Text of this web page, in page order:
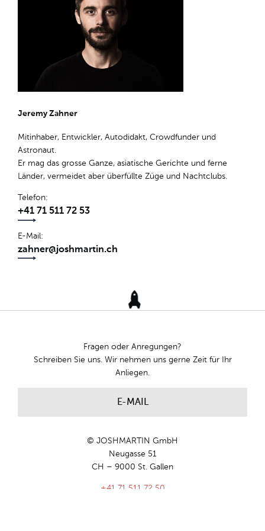
Jeremy Zahner
Mitinhaber, Entwickler, Autodidakt, Crowdfunder und
Astronaut.
Er mag das grosse Ganze, asiatische Gerichte und ferne
Länder, vermeidet aber überfüllte Züge und Nachtclubs.
Telefon
+41 71 511 72 53
E-Mail
zahner@joshmartin.ch
Fragen oder Anregungen?
Schreiben Sie uns. Wir nehmen uns gerne Zeit für Ihr
Anliegen.
E-MAIL
© JOSHMARTIN GmbH
Neugasse 51
CH – 9000 St. Gallen
+41 71 511 72 50